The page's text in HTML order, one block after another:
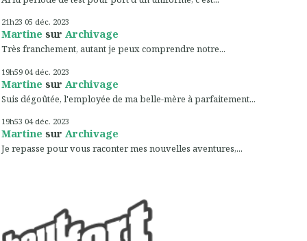
21h23 05 déc. 2023
Martine sur Archivage
Très franchement, autant je peux comprendre notre...
19h59 04 déc. 2023
Martine sur Archivage
Suis dégoûtée, l'employée de ma belle-mère à parfaitement...
19h53 04 déc. 2023
Martine sur Archivage
Je repasse pour vous raconter mes nouvelles aventures,...